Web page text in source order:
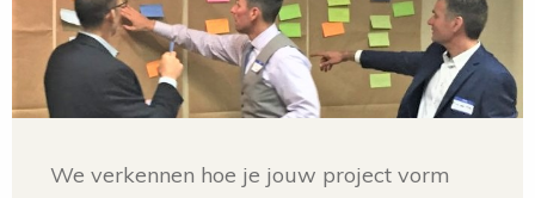
We verkennen hoe je jouw project vorm